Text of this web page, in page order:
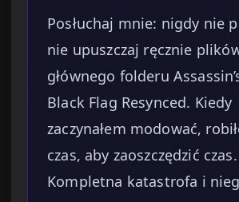
Posłuchaj mnie: nigdy nie
nie upuszczaj ręcznie
głównego folderu
Black Flag Resynced. Kiedy
zaczynałem modować,
czas, aby zaoszczędzić
Kompletna katastrofa i